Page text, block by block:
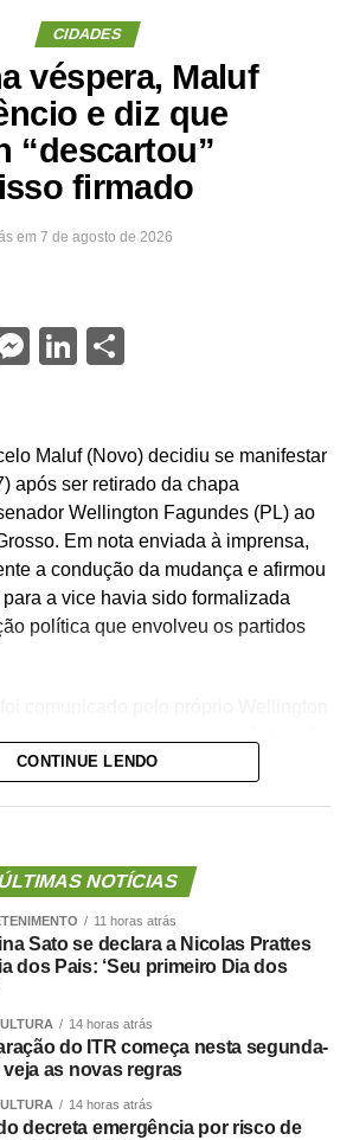
CIDADES
véspera, Maluf
e diz que
“descartou”
firmado
em 7 de agosto de 2026
Messenger
LinkedIn
Share
Maluf (Novo) decidiu se manifestar
após ser retirado da chapa
Wellington Fagundes (PL) ao
Em nota enviada à imprensa,
a condução da mudança e afirmou
a vice havia sido formalizada
política que envolveu os partidos
de quinta-feira (6), quando o PL
a alteração não representa apenas
eleitoral, mas uma quebra
de uma mudança de candidatura.
participação na chapa não nasceu
decisão política que, inclusive, foi
CONTINUE LENDO
ÚLTIMAS NOTÍCIAS
11 horas atrás
Sato se declara a Nicolas Prattes
dos Pais: ‘Seu primeiro Dia dos
14 horas atrás
do ITR começa nesta segunda-
veja as novas regras
14 horas atrás
decreta emergência por risco de